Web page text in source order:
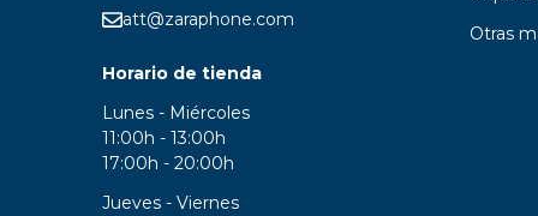
att@zaraphone.com
Horario de tienda
Lunes - Miércoles
11:00h - 13:00h
17:00h - 20:00h
Jueves - Viernes
Otras